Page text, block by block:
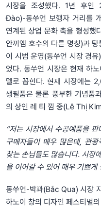
시장을 조성했다. 1년 후인
Đào)-동쑤언 보행자 거리를
연계된 상업 문화 축을 형성
안끼엠 호수의 다른 명칭)과
이 시범 운영(동쑤언 시장 경
었다. 동쑤언 시장은 현재 하
델로 꼽힌다. 현재 시장에는
생필품은 물론 풍부한 기념품
의 상인 레 티 낌 중(Lê Thị
“저는 시장에서 수공예품을
구매자들이 매우 많은데, 관
찾는 손님들도 많습니다. 시장
을 이어갈 수 있어 매우 기쁘게
동쑤언-박꽈(Bắc Qua) 시장
하노이 창의 디자인 페스티벌